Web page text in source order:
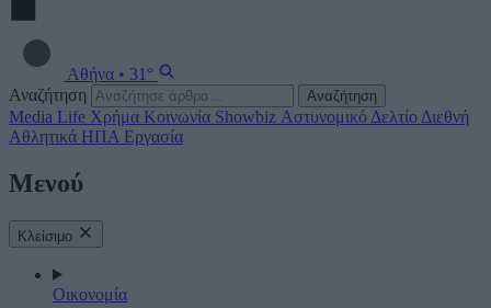
Αθήνα • 31°
Αναζήτηση
Αναζήτηση
Media Life Χρήμα Κοινωνία Showbiz Αστυνομικό Δελτίο Διεθνή
Αθλητικά ΗΠΑ Εργασία
Μενού
Κλείσιμο
Οικονομία